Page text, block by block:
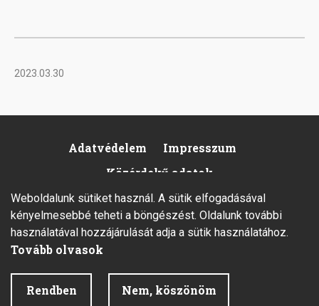
2023.03.30
Footer
Adatvédelem
Impresszum
Közérdekű adatok
Fejlesztette az Integral Vision Kft.
Weboldalunk sütiket használ. A sütik elfogadásával
kényelmesebbé teheti a böngészést. Oldalunk további
használatával hozzájárulását adja a sütik használatához.
Tovább olvasok
Rendben Nem, köszönöm